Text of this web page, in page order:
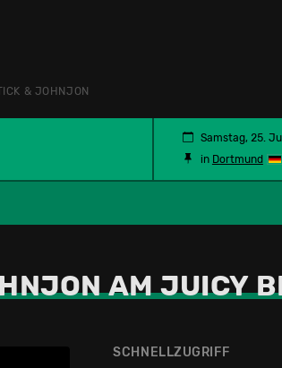
& JOHNJON
Samstag, 25.
in Dortmund
AM JUICY
SCHNELLZUGRIFF